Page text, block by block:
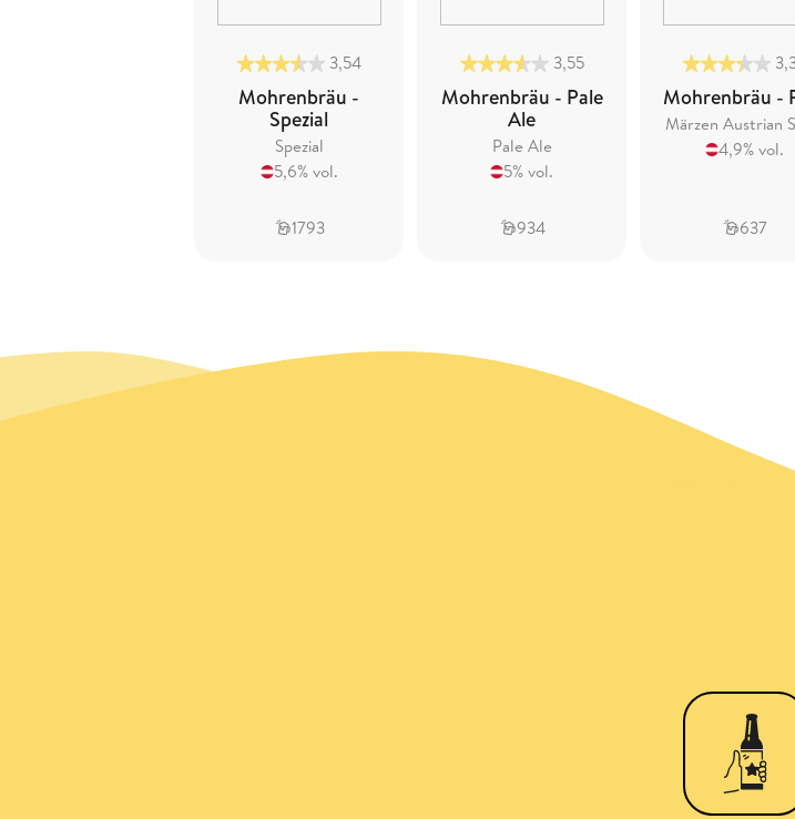
3,54
Mohrenbräu -
Spezial
Spezial
5,6% vol.
1793
3,55
Mohrenbräu - Pale
Ale
Pale Ale
5% vol.
934
Mohrenbräu -
Märzen Austrian
4,9% vol.
637